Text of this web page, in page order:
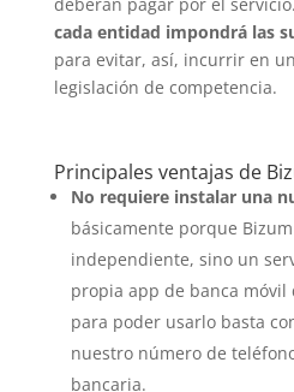
deberán pagar por el
cada entidad impondrá las
para evitar, así, incurrir en
legislación de competencia.
Principales ventajas de
No requiere instalar una
básicamente porque
independiente, sino un
propia app de banca móvil
para poder usarlo basta
nuestro número de
bancaria.